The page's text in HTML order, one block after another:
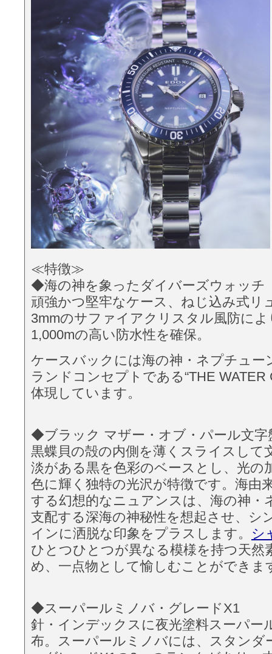
≪特徴≫
◆海の神を象ったダイバーズウォッチ
頑強かつ堅牢なケース、ねじ込み式リ
3mmのサファイアクリスタル風防によ
1,000mの高い防水性を確保。
ケースバックには海の神・ネプチュー
ランドコンセプトである“THE WATER
体現しています。
◆ブラック マザー・オブ・パール文字
黒蝶貝の殻の内側を薄くスライスして
淡がある黒を色彩のベースとし、光の
色に輝く独特の光沢が特徴です。海由
する幻想的なニュアンスは、海の神・
支配する深海の神秘性を想起させ、シ
インに洒脱な印象をプラスします。 シ
ひとつひとつが異なる模様を持つ天然
め、一点物として愉しむことができま
◆スーパールミノバ・グレードX1
針・インデックスに夜光塗料スーパー
布。スーパールミノバには、スタンダ